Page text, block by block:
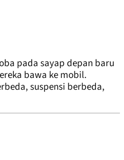
pada sayap depan baru
bawa ke mobil.
suspensi berbeda,